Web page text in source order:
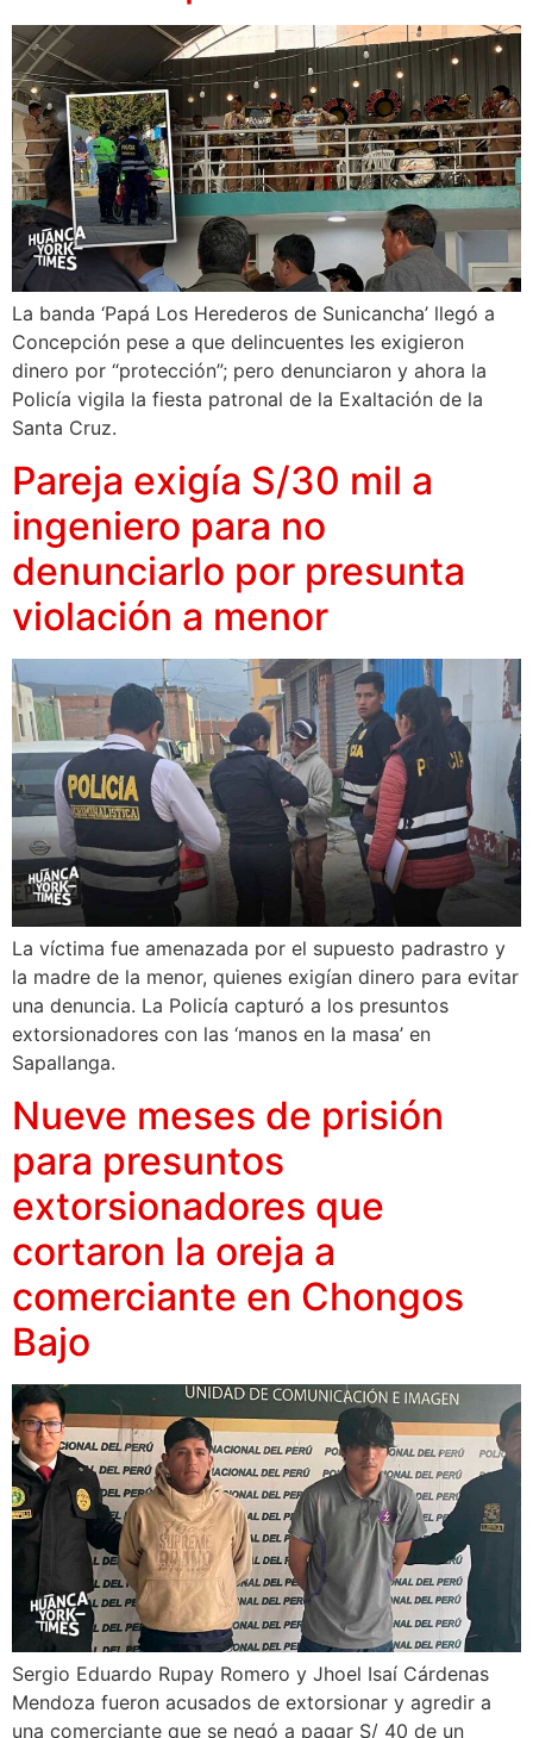
La banda ‘Papá Los Herederos de Sunicancha’ llegó a
Concepción pese a que delincuentes les exigieron
dinero por “protección”; pero denunciaron y ahora la
Policía vigila la fiesta patronal de la Exaltación de la
Santa Cruz.
Pareja exigía S/30 mil a
ingeniero para no
denunciarlo por presunta
violación a menor
La víctima fue amenazada por el supuesto padrastro y
la madre de la menor, quienes exigían dinero para evitar
una denuncia. La Policía capturó a los presuntos
extorsionadores con las ‘manos en la masa’ en
Sapallanga.
Nueve meses de prisión
para presuntos
extorsionadores que
cortaron la oreja a
comerciante en Chongos
Bajo
Sergio Eduardo Rupay Romero y Jhoel Isaí Cárdenas
Mendoza fueron acusados de extorsionar y agredir a
una comerciante que se negó a pagar S/ 40 de un